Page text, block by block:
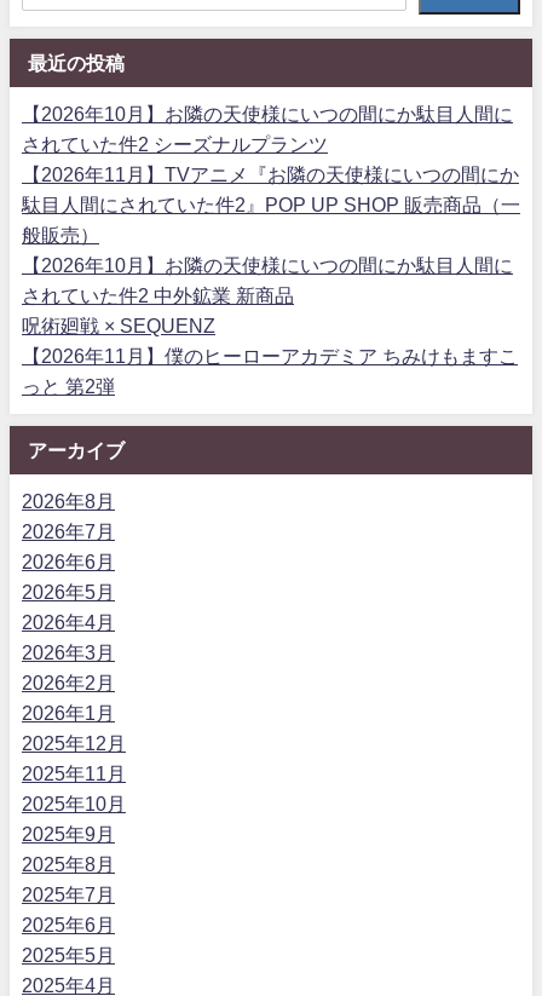
最近の投稿
【2026年10月】お隣の天使様にいつの間にか駄目人間に
されていた件2 シーズナルプランツ
【2026年11月】TVアニメ『お隣の天使様にいつの間にか
駄目人間にされていた件2』POP UP SHOP 販売商品（一
般販売）
【2026年10月】お隣の天使様にいつの間にか駄目人間に
されていた件2 中外鉱業 新商品
呪術廻戦 × SEQUENZ
【2026年11月】僕のヒーローアカデミア ちみけもますこ
っと 第2弾
アーカイブ
2026年8月
2026年7月
2026年6月
2026年5月
2026年4月
2026年3月
2026年2月
2026年1月
2025年12月
2025年11月
2025年10月
2025年9月
2025年8月
2025年7月
2025年6月
2025年5月
2025年4月